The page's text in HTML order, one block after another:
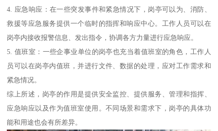
4. 应急响应：在一些突发事件和紧急情况下，岗亭可以为、消防、
救援等应急服务提供一个临时的指挥和响应中心。工作人员可以在
岗亭内接收报警信息、发出指令，协调各方力量进行应急响应。
5. 值班室：一些企事业单位的岗亭也充当着值班室的角色，工作人
员可以在岗亭内值班，并进行文件、数据的处理，应对工作需求和
紧急情况。
综上所述，岗亭的作用是提供安全监控、提供服务、管理和指挥、
应急响应以及作为值班室使用。不同场景和需求下，岗亭的具体功
能和用途也会有所差异。